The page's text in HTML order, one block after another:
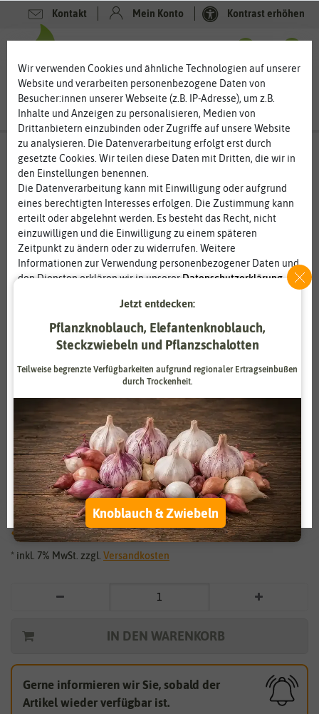
Kontakt Mein Konto Kontrast erhöhen
Vergrößern durch berühren
Krokus botanische Mischung (15
Stück)
3,99 €
*
* inkl. 7% MwSt. zzgl. Versandkosten
IN DEN WARENKORB
Gerne informieren wir Sie, sobald der
Artikel wieder verfügbar ist.
Wir verwenden Cookies und ähnliche Technologien auf unserer
Website und verarbeiten personenbezogene Daten von
Besucher:innen unserer Webseite (z.B. IP-Adresse), um z.B.
Inhalte und Anzeigen zu personalisieren, Medien von
Drittanbietern einzubinden oder Zugriffe auf unsere Website
zu analysieren. Die Datenverarbeitung erfolgt erst durch
gesetzte Cookies. Wir teilen diese Daten mit Dritten, die wir in
den Einstellungen benennen.
Die Datenverarbeitung kann mit Einwilligung oder aufgrund
eines berechtigten Interesses erfolgen. Die Zustimmung kann
erteilt oder abgelehnt werden. Es besteht das Recht, nicht
einzuwilligen und die Einwilligung zu einem späteren
Zeitpunkt zu ändern oder zu widerrufen. Weitere
Informationen zur Verwendung personenbezogener Daten und
den Diensten erklären wir in unsererDaten­schutz­erklärung.
Zahlungsdienstleister Marketing
Externe Medien Funktional
Weitere Einstellungen
Alle akzeptieren
Alle ablehnen
Auswahl akzeptieren
Jetzt entdecken:
Pflanzknoblauch, Elefantenknoblauch,
Steckzwiebeln und Pflanzschalotten
Teilweise begrenzte Verfügbarkeiten aufgrund regionaler Ertragseinbußen
durch Trockenheit.
Knoblauch & Zwiebeln